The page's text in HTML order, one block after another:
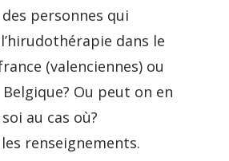
des personnes qui
dans le
(valenciennes) ou
Ou peut on en
au cas où?
renseignements.